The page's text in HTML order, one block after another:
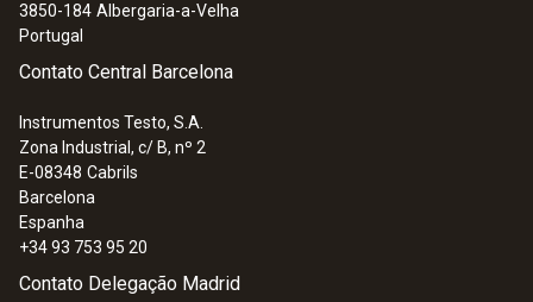
3850-184 Albergaria-a-Velha
Portugal
Contato Central Barcelona
Instrumentos Testo, S.A.
Zona Industrial, c/ B, nº 2
E-08348 Cabrils
Barcelona
Espanha
+34 93 753 95 20
Contato Delegação Madrid